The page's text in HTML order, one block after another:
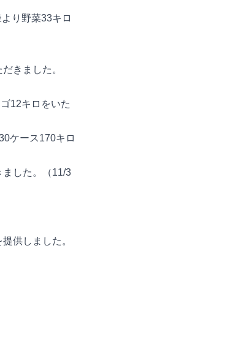
り野菜33キロ
きました。
12キロをいた
ケース170キロ
した。（11/3
供しました。